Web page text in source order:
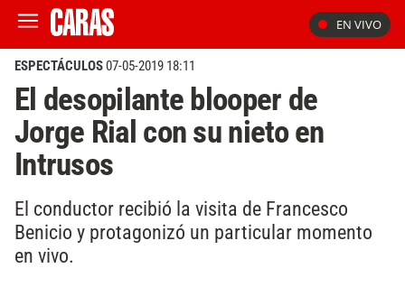
EN VIVO
ESPECTÁCULOS07-05-2019 18:11
El desopilante blooper de
Jorge Rial con su nieto en
Intrusos
El conductor recibió la visita de Francesco
Benicio y protagonizó un particular momento
en vivo.